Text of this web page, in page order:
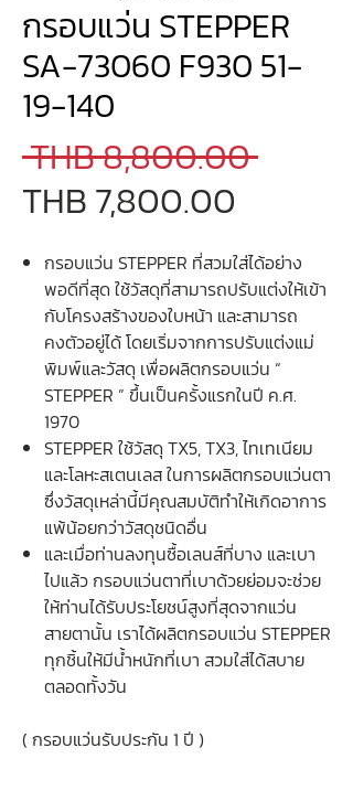
กรอบแว่น STEPPER
SA-73060 F930 51-
19-140
THB 8,800.00 Regular
THB 7,800.00
Price
กรอบแว่น STEPPER ที่สวมใส่ได้อย่าง
พอดีที่สุด ใช้วัสดุที่สามารถปรับแต่งให้เข้า
กับโครงสร้างของใบหน้า และสามารถ
คงตัวอยู่ได้ โดยเริ่มจากการปรับแต่งแม่
พิมพ์และวัสดุ เพื่อผลิตกรอบแว่น “
STEPPER ” ขึ้นเป็นครั้งแรกในปี ค.ศ.
1970
STEPPER ใช้วัสดุ TX5, TX3, ไทเทเนียม
และโลหะสเตนเลส ในการผลิตกรอบแว่นตา
ซึ่งวัสดุเหล่านี้มีคุณสมบัติทำให้เกิดอาการ
แพ้น้อยกว่าวัสดุชนิดอื่น
และเมื่อท่านลงทุนซื้อเลนส์ที่บาง และเบา
ไปแล้ว กรอบแว่นตาที่เบาด้วยย่อมจะช่วย
ให้ท่านได้รับประโยชน์สูงที่สุดจากแว่น
สายตานั้น เราได้ผลิตกรอบแว่น STEPPER
ทุกชิ้นให้มีน้ำหนักที่เบา สวมใส่ได้สบาย
ตลอดทั้งวัน
( กรอบแว่นรับประกัน 1 ปี )